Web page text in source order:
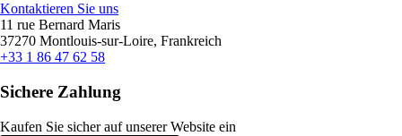
Kontaktieren Sie uns
11 rue Bernard Maris
37270 Montlouis-sur-Loire, Frankreich
+33 1 86 47 62 58
Sichere Zahlung
Kaufen Sie sicher auf unserer Website ein